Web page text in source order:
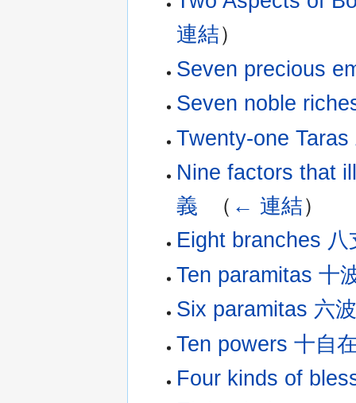
連結）
Seven precious
Seven noble
Twenty-one Taras
Nine factors that
義
（ ← 連結）
Eight branches 八
Ten paramitas 十
Six paramitas 六
Ten powers 十自
Four kinds of